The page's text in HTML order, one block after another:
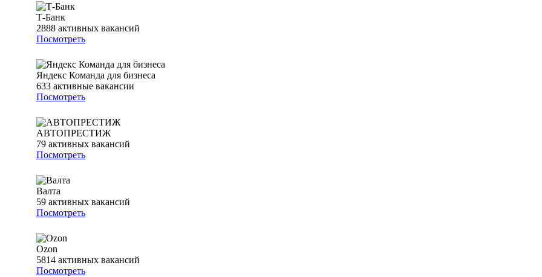
Т-Банк
2888 активных вакансий
Посмотреть
Яндекс Команда для бизнеса
633 активные вакансии
Посмотреть
АВТОПРЕСТИЖ
79 активных вакансий
Посмотреть
Валта
59 активных вакансий
Посмотреть
Ozon
5814 активных вакансий
Посмотреть